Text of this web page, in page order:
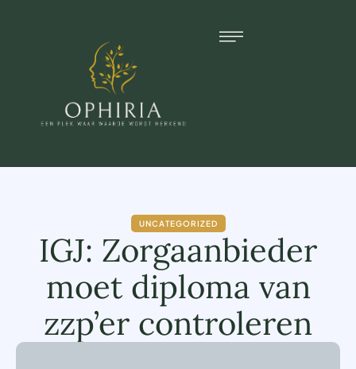
UNCATEGORIZED
IGJ: Zorgaanbieder
moet diploma van
zzp’er controleren